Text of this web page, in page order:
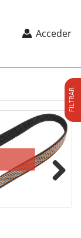
Acceder
FILTRAR